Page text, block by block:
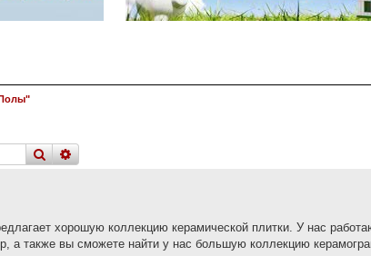
поискрасширенный
хорошую коллекцию керамической плитки. У нас
а также вы сможете найти у нас большую коллекцию